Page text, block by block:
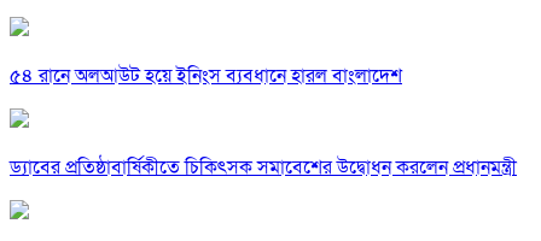
৫৪ রানে অলআউট হয়ে ইনিংস ব্যবধানে হারল বাংলাদেশ
ড্যাবের প্রতিষ্ঠাবার্ষিকীতে চিকিৎসক সমাবেশের উদ্বোধন করলেন প্রধানমন্ত্রী